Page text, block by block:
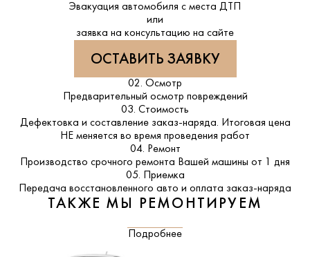
Эвакуация автомобиля с места ДТП
или
заявка на консультацию на сайте
ОСТАВИТЬ ЗАЯВКУ
02. Осмотр
Предварительный осмотр повреждений
03. Стоимость
Дефектовка и составление заказ-наряда. Итоговая цена
НЕ меняется во время проведения работ
04. Ремонт
Производство срочного ремонта Вашей машины от 1 дня
05. Приемка
Передача восстановленного авто и оплата заказ-наряда
ТАКЖЕ МЫ РЕМОНТИРУЕМ
Подробнее